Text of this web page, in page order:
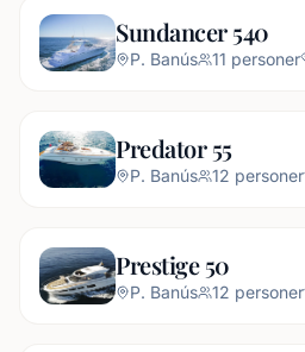
Sundancer 540
P. Banús 11 personer
Predator 55
P. Banús 12 personer
Prestige 50
P. Banús 12 personer